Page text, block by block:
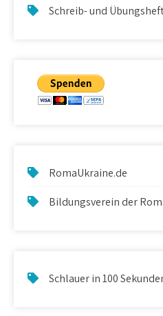
Schreib- und
RomaUkraine.de
Bildungsverein der
Schlauer in 100